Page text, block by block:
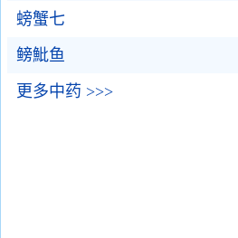
螃蟹七
鳑魮鱼
更多中药 >>>